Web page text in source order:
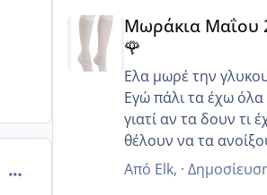
comment_875584
Μωράκια Μαΐου 2026 🌸🌻🌹
Μωράκια Μαΐου
🌹
Ελα μωρέ την
Εγώ πάλι τα έχω
γιατί αν τα δουν τι
θέλουν να τα
δεν θα μείνει
Ωω θα πάτε να
Από Elk, ·